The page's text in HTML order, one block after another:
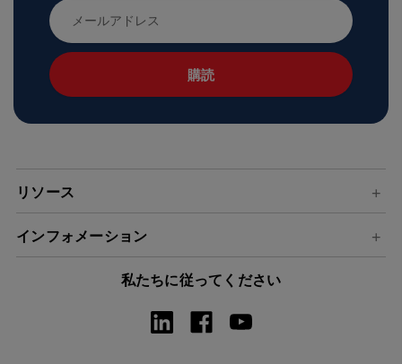
メ
ー
ル
ア
ド
リソース
インフォメーション
私たちに従ってください